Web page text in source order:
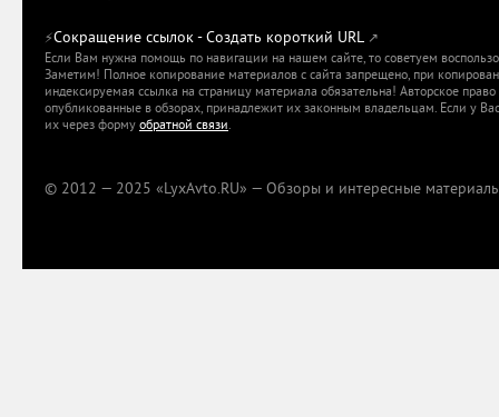
⚡Сокращение ссылок - Создать короткий URL ↗
Если Вам нужна помощь по навигации на нашем сайте, то советуем
Заметим! Полное копирование материалов с сайта запрещено, при
индексируемая ссылка на страницу материала обязательна! Авторское
опубликованные в обзорах, принадлежит их законным владельцам. Если у
их через форму обратной связи.
© 2012 — 2025 «LyxAvto.RU» — Обзоры и интересные